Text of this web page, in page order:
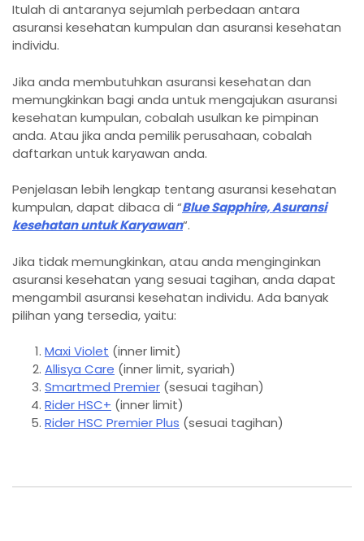
Itulah di antaranya sejumlah perbedaan antara
asuransi kesehatan kumpulan dan asuransi kesehatan
individu.
Jika anda membutuhkan asuransi kesehatan dan
memungkinkan bagi anda untuk mengajukan asuransi
kesehatan kumpulan, cobalah usulkan ke pimpinan
anda. Atau jika anda pemilik perusahaan, cobalah
daftarkan untuk karyawan anda.
Penjelasan lebih lengkap tentang asuransi kesehatan
kumpulan, dapat dibaca di “Blue Sapphire, Asuransi
kesehatan untuk Karyawan“.
Jika tidak memungkinkan, atau anda menginginkan
asuransi kesehatan yang sesuai tagihan, anda dapat
mengambil asuransi kesehatan individu. Ada banyak
pilihan yang tersedia, yaitu:
Maxi Violet (inner limit)
Allisya Care (inner limit, syariah)
Smartmed Premier (sesuai tagihan)
Rider HSC+ (inner limit)
Rider HSC Premier Plus (sesuai tagihan)